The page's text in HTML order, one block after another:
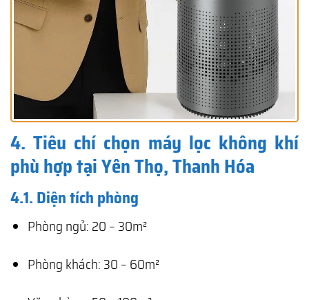
4. Tiêu chí chọn máy lọc không khí
phù hợp tại Yên Thọ, Thanh Hóa
4.1. Diện tích phòng
Phòng ngủ: 20 – 30m²
Phòng khách: 30 – 60m²